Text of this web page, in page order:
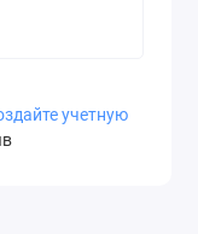
учетную